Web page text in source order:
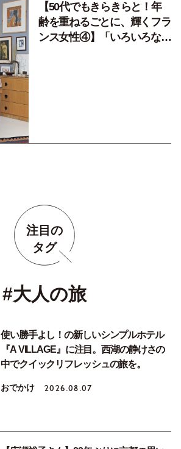
【50代でもきらきらと！年
齢を重ねるごとに、輝くフラ
ンス女性④】「いろいろなし
注目の
タグ
#大人の旅
使い勝手よし！の新しいシンプルホテル
『A VILLAGE』に注目。西湖の静けさの
中でクイックリフレッシュの旅を。
おでかけ 2026.08.07